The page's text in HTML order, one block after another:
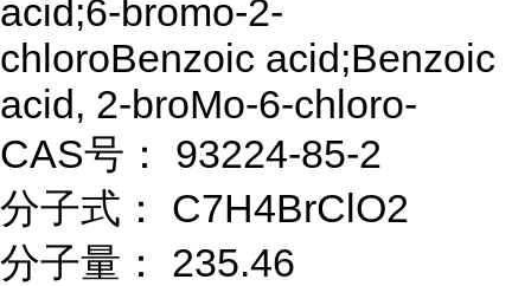
acid;6-bromo-2-
chloroBenzoic acid;Benzoic
acid, 2-broMo-6-chloro-
CAS号： 93224-85-2
分子式： C7H4BrClO2
分子量： 235.46